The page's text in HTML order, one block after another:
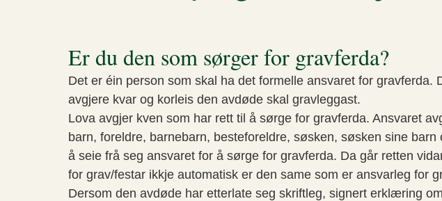
Er du den som sørger for gravferda?
Det er éin person som skal ha det formelle ansvaret for gravferda.
avgjere kvar og korleis den avdøde skal gravleggast.
Lova avgjer kven som har rett til å sørge for gravferda. Ansvaret
barn, foreldre, barnebarn, besteforeldre, søsken, søsken sine
å seie frå seg ansvaret for å sørge for gravferda. Da går retten
for grav/festar ikkje automatisk er den same som er ansvarleg for
Dersom den avdøde har etterlate seg skriftleg, signert erklæring